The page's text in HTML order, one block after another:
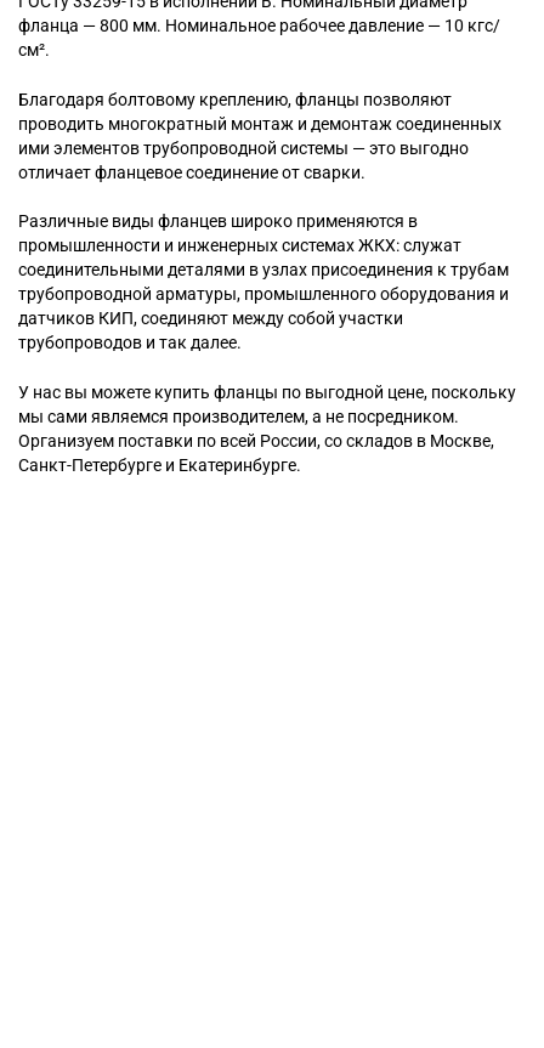
фланца — 800 мм. Номинальное рабочее давление — 10 кгс/
см².
Благодаря болтовому креплению, фланцы позволяют
проводить многократный монтаж и демонтаж соединенных
ими элементов трубопроводной системы — это выгодно
отличает фланцевое соединение от сварки.
Различные виды фланцев широко применяются в
промышленности и инженерных системах ЖКХ: служат
соединительными деталями в узлах присоединения к трубам
трубопроводной арматуры, промышленного оборудования и
датчиков КИП, соединяют между собой участки
трубопроводов и так далее.
У нас вы можете купить фланцы по выгодной цене, поскольку
мы сами являемся производителем, а не посредником.
Организуем поставки по всей России, со складов в Москве,
Санкт-Петербурге и Екатеринбурге.